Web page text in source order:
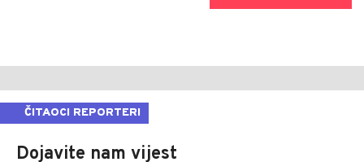
ČITAOCI REPORTERI
Dojavite nam vijest